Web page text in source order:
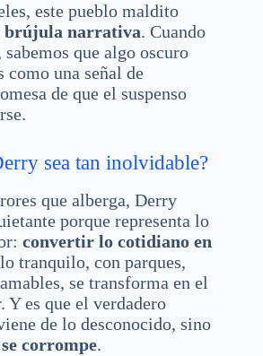
este pueblo maldito
brújula narrativa. Cuando
que algo oscuro
como una señal de
de que el suspenso
sea tan inolvidable?
que alberga, Derry
porque representa lo
convertir lo cotidiano en
tranquilo, con parques,
se transforma en el
es que el verdadero
de lo desconocido, sino
corrompe.